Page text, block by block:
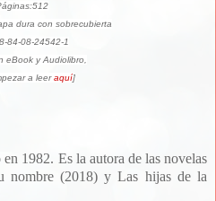
dura con sobrecubierta
84-08-24542-1
eBook y Audiolibro,
a leeraquí]
1982. Es la autora de las novelas
nombre (2018) y Las hijas de la